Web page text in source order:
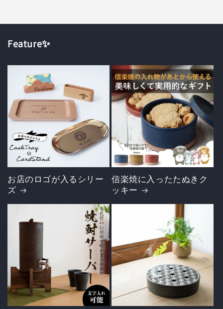
Feature✨
お店のロゴが入るシリー
ズ
信楽焼に入ったたぬきク
ッキー